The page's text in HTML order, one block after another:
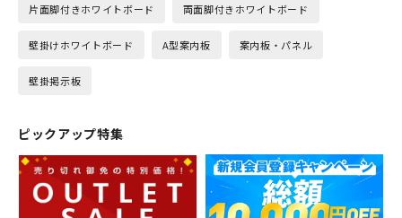
片面脚付きホワイトボード 両面脚付きホワイトボード
壁掛けホワイトボード A型案内板 案内板・パネル
壁掛掲示板
ピックアップ特集